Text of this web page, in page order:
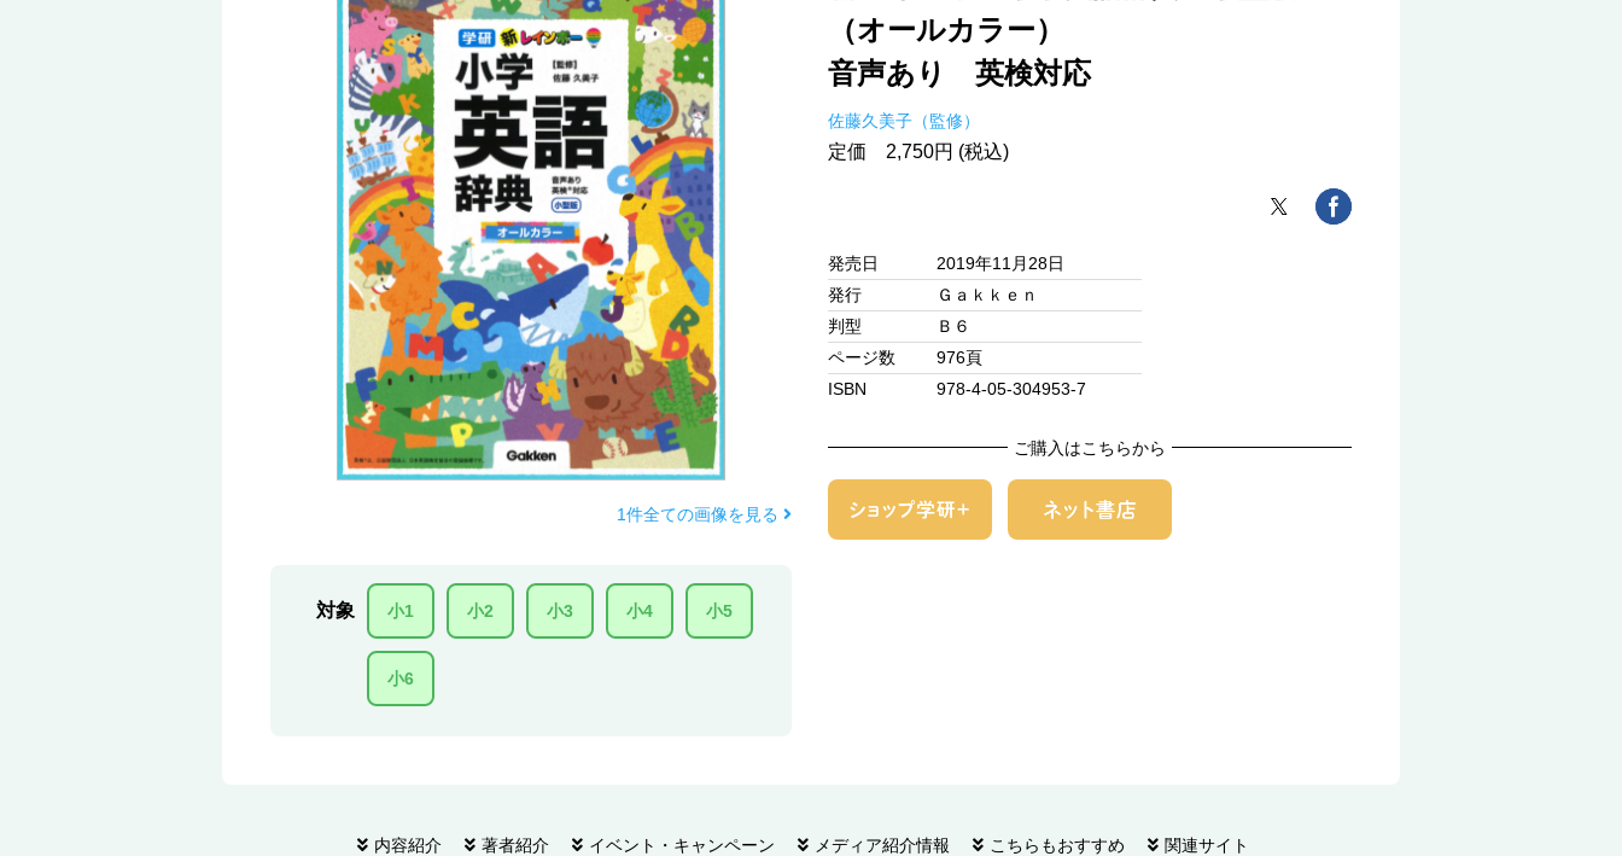
1件全ての画像を見る
対象 小1 小2 小3 小4 小5
小6
（オールカラー）
音声あり 英検対応
佐藤久美子（監修）
定価 2,750円 (税込)
発売日
2019年11月28日
発行
Ｇａｋｋｅｎ
判型
Ｂ６
ページ数
976頁
ISBN
978-4-05-304953-7
ご購入はこちらから
内容紹介 著者紹介 イベント・キャンペーン メディア紹介情報 こちらもおすすめ 関連サイト